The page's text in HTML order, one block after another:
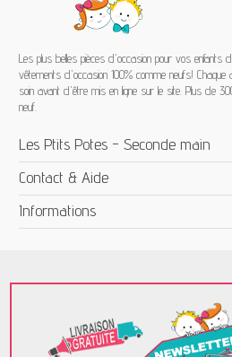
Les plus belles pièces d'occasion pour vos
vêtements d'occasion 100% comme neufs!
soin avant d'être mis en ligne sur le site. Plus de
neuf.
Les Ptits Potes - Seconde main
Contact & Aide
Informations